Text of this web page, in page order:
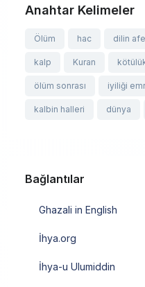
Anahtar Kelimeler
Ölüm hac dilin
kalp Kuran
ölüm sonrası iyiliği
kalbin halleri dünya
Bağlantılar
Ghazali in English
İhya.org
İhya-u Ulumiddin